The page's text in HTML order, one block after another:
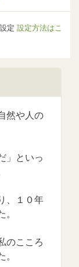
定 設定方法はこ
然や人の
」といっ
、１０年
。
のこころ
。